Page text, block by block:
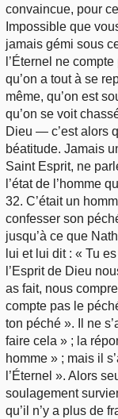
convaincue, pour
Impossible que
jamais gémi sous
l’Éternel ne
qu’on a tout à se
même, qu’on est
qu’on se voit
Dieu — c’est alors
béatitude. Jamais
Saint Esprit, ne
l’état de l’homme
32. C’était un
confesser son
jusqu’à ce que
lui et lui dit : « Tu
l’Esprit de Dieu
as fait, nous
compte pas le
ton péché ». Il ne
faire cela » ; la
homme » ; mais il
l’Éternel ». Alors
soulagement
qu’il n’y a plus de